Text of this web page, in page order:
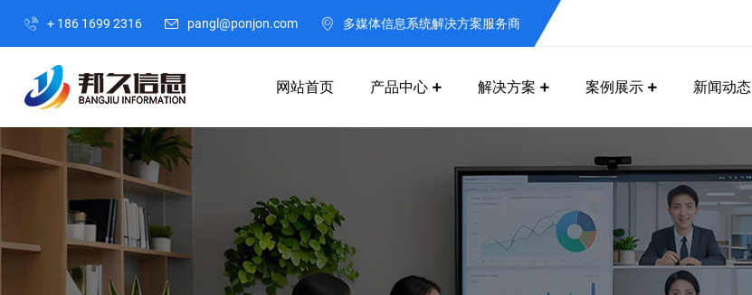
+ 186 1699 2316 pangl@ponjon.com 多媒体信息系统解决方案服务商
网站首页 产品中心 解决方案 案例展示 新闻动态